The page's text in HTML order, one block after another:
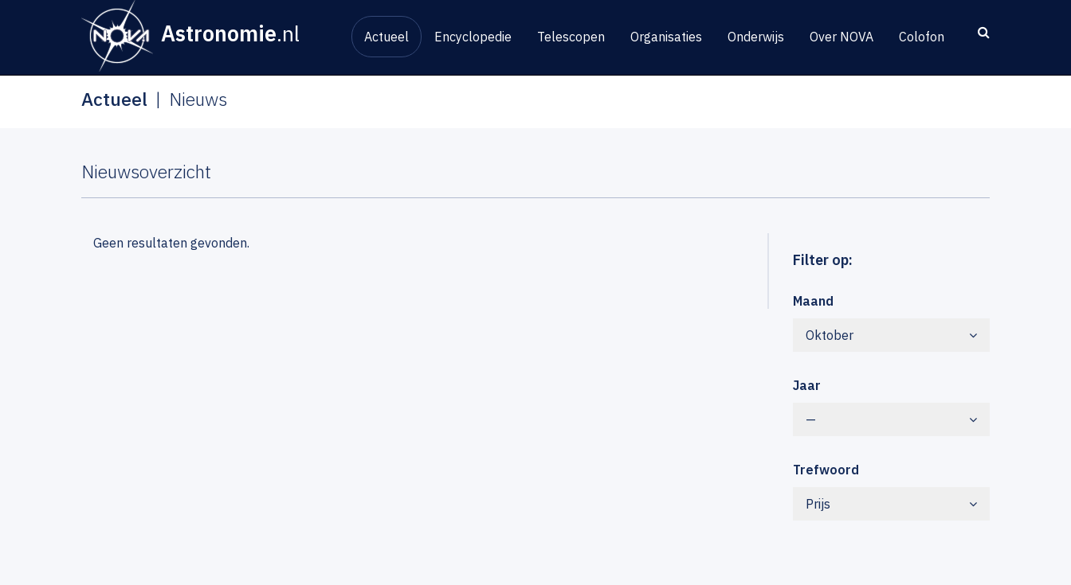
Astronomie.nl Actueel Encyclopedie Telescopen Organisaties Onderwijs Over NOVA Colofon
Actueel Nieuws
Nieuwsoverzicht
Filter op:
Maand
Oktober
Jaar
—
Trefwoord
Prijs
Geen resultaten gevonden.